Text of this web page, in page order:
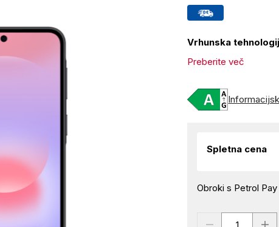
Vrhunska
Preberite več
Spletna cena
Obroki s Petrol